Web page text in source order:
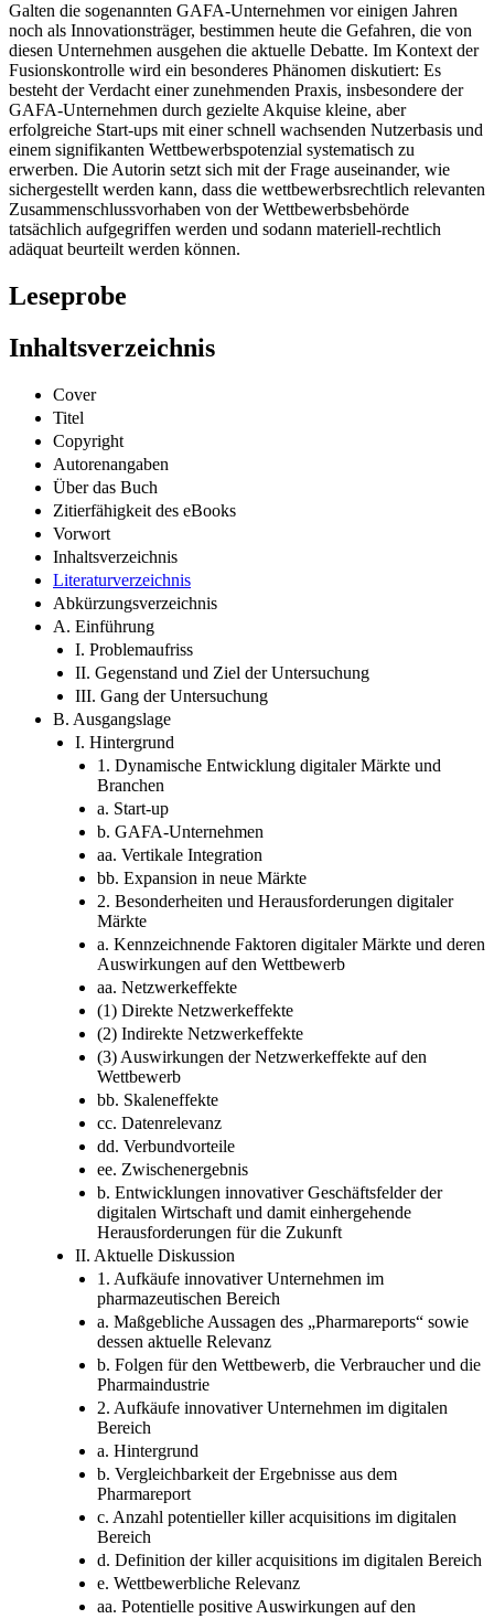
Galten die sogenannten GAFA-Unternehmen vor einigen Jahren
noch als Innovationsträger, bestimmen heute die Gefahren, die von
diesen Unternehmen ausgehen die aktuelle Debatte. Im Kontext der
Fusionskontrolle wird ein besonderes Phänomen diskutiert: Es
besteht der Verdacht einer zunehmenden Praxis, insbesondere der
GAFA-Unternehmen durch gezielte Akquise kleine, aber
erfolgreiche Start-ups mit einer schnell wachsenden Nutzerbasis und
einem signifikanten Wettbewerbspotenzial systematisch zu
erwerben. Die Autorin setzt sich mit der Frage auseinander, wie
sichergestellt werden kann, dass die wettbewerbsrechtlich relevanten
Zusammenschlussvorhaben von der Wettbewerbsbehörde
tatsächlich aufgegriffen werden und sodann materiell-rechtlich
adäquat beurteilt werden können.
Leseprobe
Inhaltsverzeichnis
Cover
Titel
Copyright
Autorenangaben
Über das Buch
Zitierfähigkeit des eBooks
Vorwort
Inhaltsverzeichnis
Literaturverzeichnis
Abkürzungsverzeichnis
A. Einführung
I. Problemaufriss
II. Gegenstand und Ziel der Untersuchung
III. Gang der Untersuchung
B. Ausgangslage
I. Hintergrund
1. Dynamische Entwicklung digitaler Märkte und
Branchen
a. Start-up
b. GAFA-Unternehmen
aa. Vertikale Integration
bb. Expansion in neue Märkte
2. Besonderheiten und Herausforderungen digitaler
Märkte
a. Kennzeichnende Faktoren digitaler Märkte und deren
Auswirkungen auf den Wettbewerb
aa. Netzwerkeffekte
(1) Direkte Netzwerkeffekte
(2) Indirekte Netzwerkeffekte
(3) Auswirkungen der Netzwerkeffekte auf den
Wettbewerb
bb. Skaleneffekte
cc. Datenrelevanz
dd. Verbundvorteile
ee. Zwischenergebnis
b. Entwicklungen innovativer Geschäftsfelder der
digitalen Wirtschaft und damit einhergehende
Herausforderungen für die Zukunft
II. Aktuelle Diskussion
1. Aufkäufe innovativer Unternehmen im
pharmazeutischen Bereich
a. Maßgebliche Aussagen des „Pharmareports“ sowie
dessen aktuelle Relevanz
b. Folgen für den Wettbewerb, die Verbraucher und die
Pharmaindustrie
2. Aufkäufe innovativer Unternehmen im digitalen
Bereich
a. Hintergrund
b. Vergleichbarkeit der Ergebnisse aus dem
Pharmareport
c. Anzahl potentieller killer acquisitions im digitalen
Bereich
d. Definition der killer acquisitions im digitalen Bereich
e. Wettbewerbliche Relevanz
aa. Potentielle positive Auswirkungen auf den